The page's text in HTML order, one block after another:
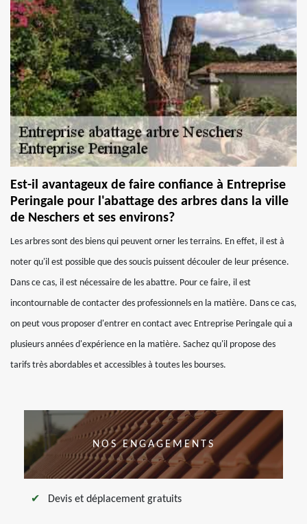
Est-il avantageux de faire confiance à Entreprise
Peringale pour l'abattage des arbres dans la ville
de Neschers et ses environs?
Les arbres sont des biens qui peuvent orner les terrains. En effet, il est à
noter qu'il est possible que des soucis puissent découler de leur présence.
Dans ce cas, il est nécessaire de les abattre. Pour ce faire, il est
incontournable de contacter des professionnels en la matière. Dans ce cas,
on peut vous proposer d'entrer en contact avec Entreprise Peringale qui a
plusieurs années d'expérience en la matière. Sachez qu'il propose des
tarifs très abordables et accessibles à toutes les bourses.
NOS ENGAGEMENTS
Devis et déplacement gratuits